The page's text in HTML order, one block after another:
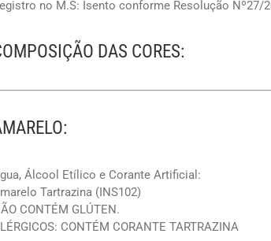
no M.S: Isento conforme Resolução Nº27/
DAS CORES:
Álcool Etílico e Corante Artificial:
Tartrazina (INS102)
CONTÉM GLÚTEN.
CONTÉM CORANTE TARTRAZINA